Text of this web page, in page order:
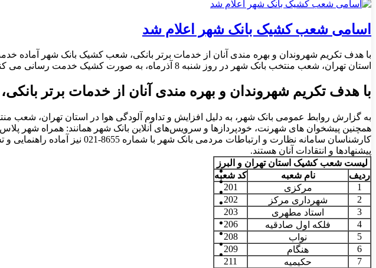
اسامی شعب کشیک بانک شهر اعلام شد
با هدف تکریم شهروندان و بهره مندی آنان از خدمات برتر بانکی، شعب کشیک بانک شهر آماده
استان تهران، شعب منتخب بانک شهر در روز شنبه 8 آذرماه، به صورت کشیک خدمت رسانی می کنند. همچنین پیشخوان […]
با هدف تکریم شهروندان و بهره مندی آنان از خدمات برتر
به گزارش روابط عمومی بانک شهر، به دلیل افزایش و تداوم آلودگی هوا در استان تهران، شعب منتخب بانک شهر در روز شنبه 8
همچنین پیشخوان های شهرنت، خودپردازها و سرویس‌های آنلاین بانک شهر همانند: همراه شهر
کارشناسان سامانه نظارت و
پیشنهادها و انتقادات آنان هستند.
لیست شعب کشیک استان تهران و البرز
ردیف
نام شعبه
کد شعبه
1
مرکزی
201
2
شهرداری مرکز
202
3
استاد مطهری
203
4
فلکه اول صادقیه
206
5
نواب
208
6
هنگام
209
7
حکیمیه
211